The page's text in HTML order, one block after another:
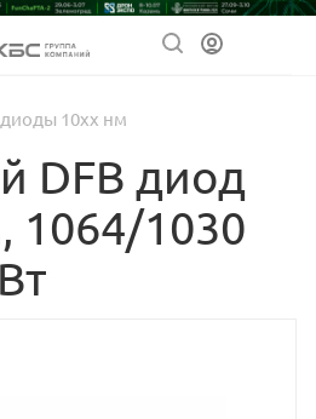
10xx нм
DFB диод
1064/1030